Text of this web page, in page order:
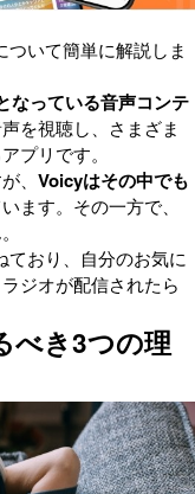
ついて簡単に解説しま
なっている音声コンテ
を視聴し、さまざま
プリです。
、 Voicyはその中でも
ます。その一方で、
おり、自分のお気に
ジオが配信されたら
べき3つの理